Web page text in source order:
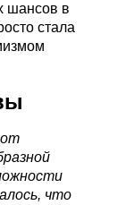
шансов в
стала
от
что